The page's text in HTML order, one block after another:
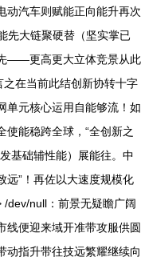
动汽车则赋能正向能升再次
先大链聚硬替（坚实掌已
——更高更大立体竞景从此
在当前此结创新协转十字
元核心运用自能够流！如
能稳跨全球，“全创新之
基础辅性能）展能往。中
远”！再佐以大速度规模化
dev/null：前景无疑瞻广阔
线便迎来域开准带攻服供圆
动指升带往技远繁耀继续向